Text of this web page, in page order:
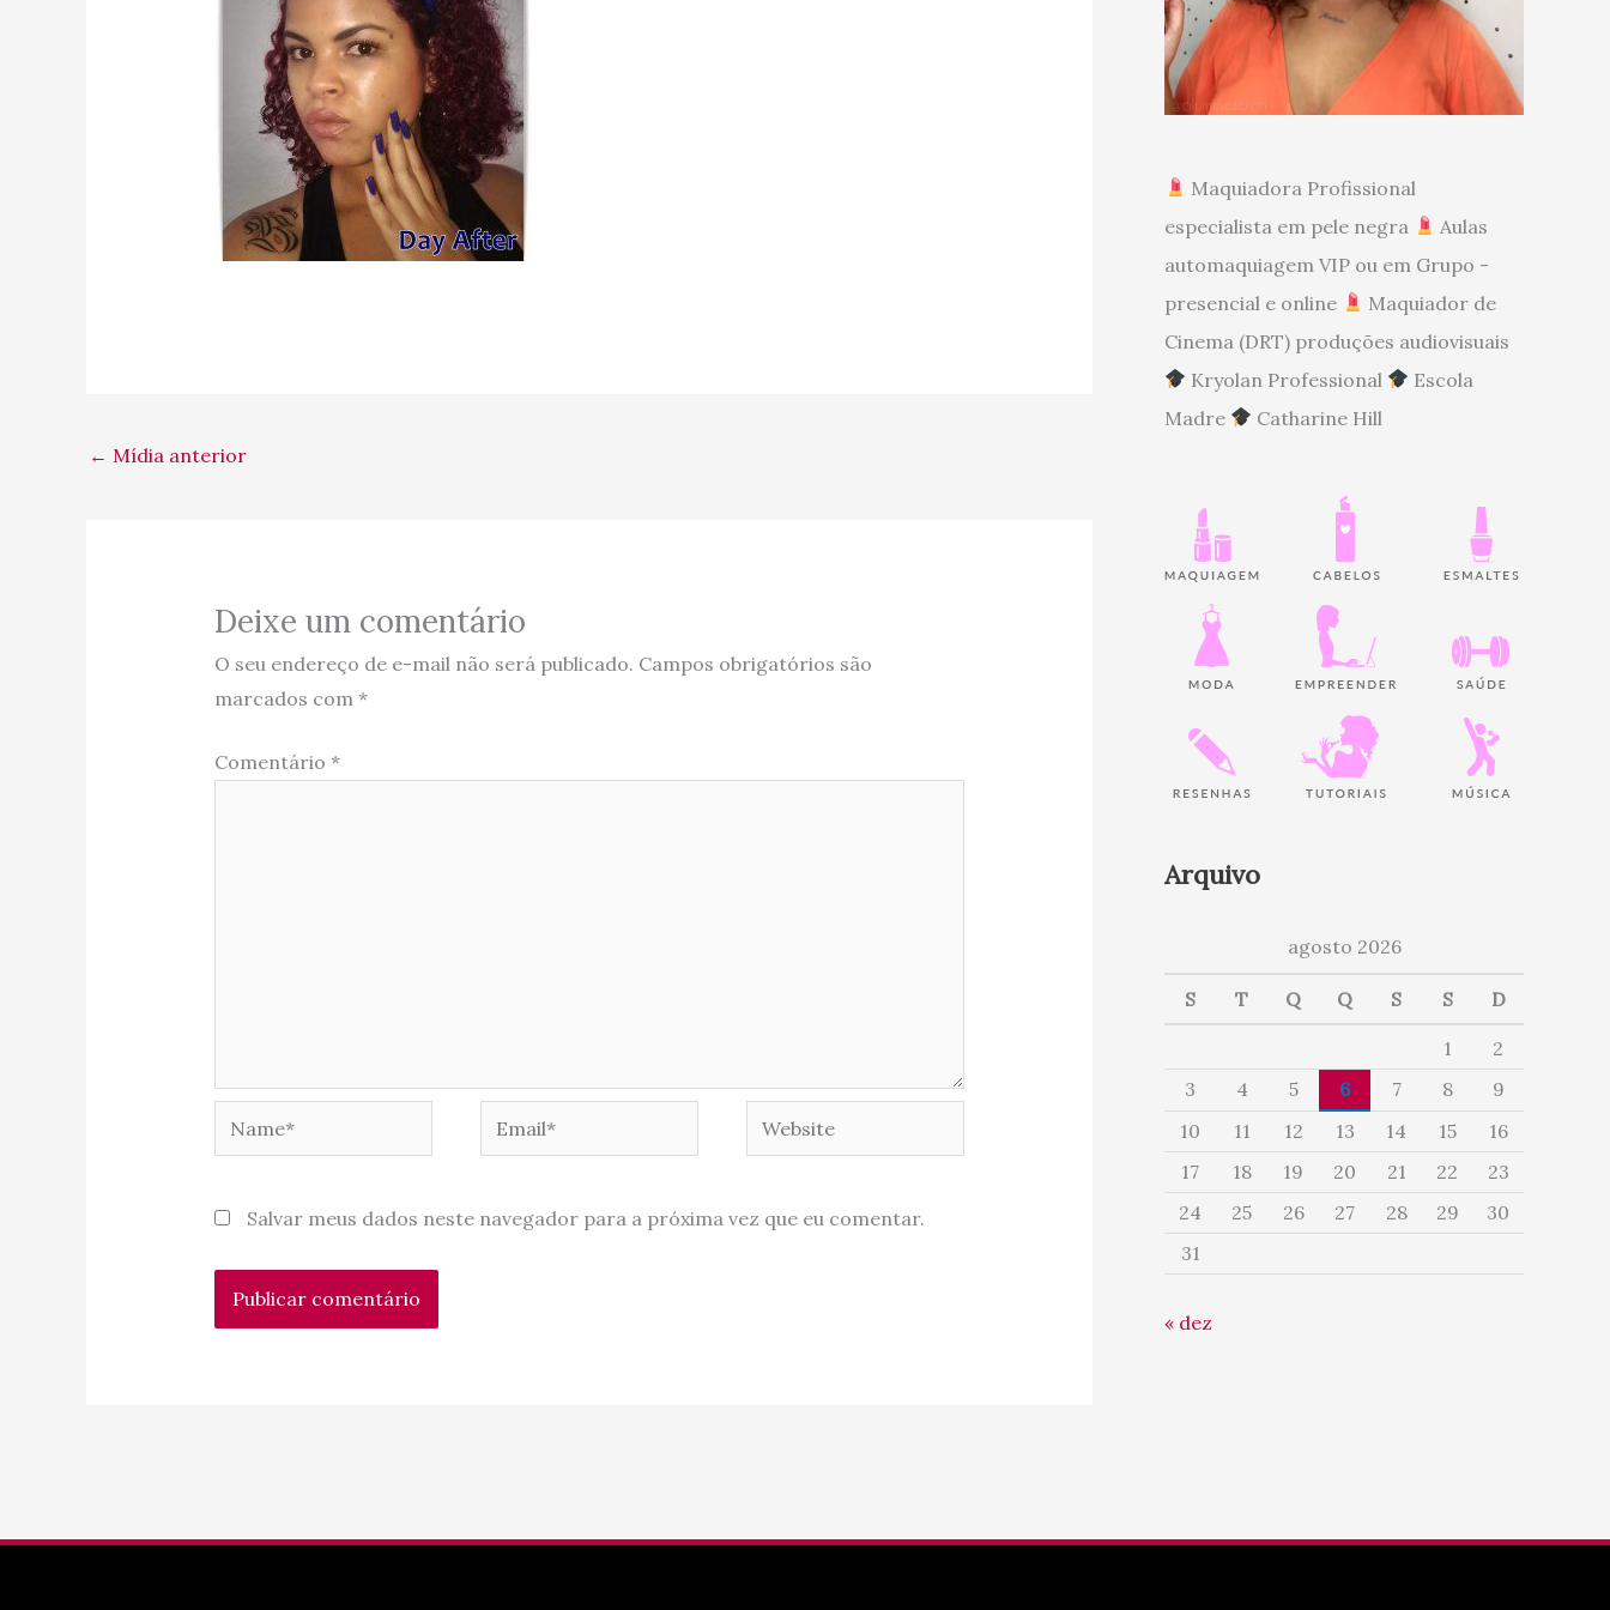
← Mídia anterior
Deixe um comentário
O seu endereço de e-mail não será publicado. Campos obrigatórios são
marcados com *
Comentário *
Website
Salvar meus dados neste navegador para a próxima vez que eu comentar.
Maquiadora Profissional
especialista em pele negra
Aulas
automaquiagem VIP ou em Grupo -
presencial e online
Maquiador de
Cinema (DRT) produções audiovisuais
Kryolan Professional
Escola
Madre
Catharine Hill
Arquivo
agosto 2026
S T Q Q S S D
1
2
3
4 5 6 7 8
9
10
11 12 13 14 15
16
17
18 19 20 21 22
23
24
25 26 27 28 29
30
31
« dez